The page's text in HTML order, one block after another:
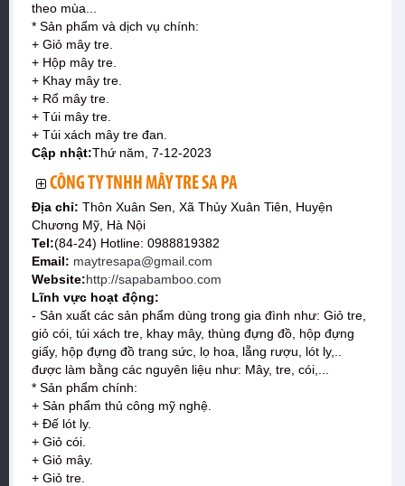
theo mùa...
* Sản phẩm và dịch vụ chính:
+ Giỏ mây tre.
+ Hộp mây tre.
+ Khay mây tre.
+ Rổ mây tre.
+ Túi mây tre.
+ Túi xách mây tre đan.
Cập nhật:Thứ năm, 7-12-2023
CÔNG TY TNHH MÂY TRE SA PA
Địa chỉ: Thôn Xuân Sen, Xã Thủy Xuân Tiên, Huyện
Chương Mỹ, Hà Nội
Tel:(84-24) Hotline: 0988819382
Email: maytresapa@gmail.com
Website:http://sapabamboo.com
Lĩnh vực hoạt động:
- Sản xuất các sản phẩm dùng trong gia đình như: Giỏ tre,
giỏ cói, túi xách tre, khay mây, thùng đựng đồ, hộp đựng
giấy, hộp đựng đồ trang sức, lọ hoa, lẵng rượu, lót ly,..
được làm bằng các nguyên liệu như: Mây, tre, cói,...
* Sản phẩm chính:
+ Sản phẩm thủ công mỹ nghệ.
+ Đế lót ly.
+ Giỏ cói.
+ Giỏ mây.
+ Giỏ tre.